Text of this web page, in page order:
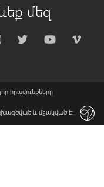
մեզ
իրավունքները
և մշակված է: